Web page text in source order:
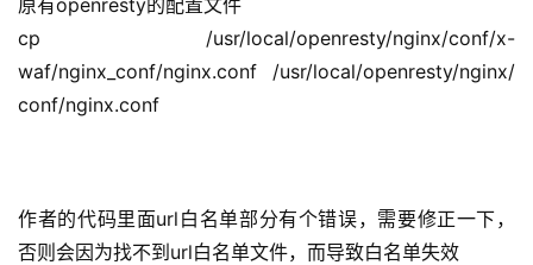
cp /usr/local/openresty/nginx/conf/x-
waf/nginx_conf/nginx.conf /usr/local/openresty/nginx/
conf/nginx.conf
作者的代码里面url白名单部分有个错误，需要修正一下，
否则会因为找不到url白名单文件，而导致白名单失效